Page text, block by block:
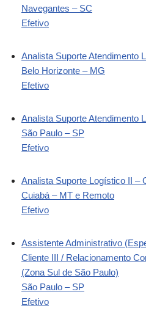
Navegantes – SC
Efetivo
Analista Suporte Atendimento
Belo Horizonte – MG
Efetivo
Analista Suporte Atendimento
São Paulo – SP
Efetivo
Analista Suporte Logístico II –
Cuiabá – MT e Remoto
Efetivo
Assistente Administrativo
Cliente III / Relacionamento
(Zona Sul de São Paulo)
São Paulo – SP
Efetivo